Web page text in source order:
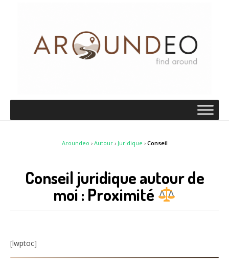
Aroundeo › Autour› Juridique › Conseil
Conseil juridique autour de
moi : Proximité
[lwptoc]